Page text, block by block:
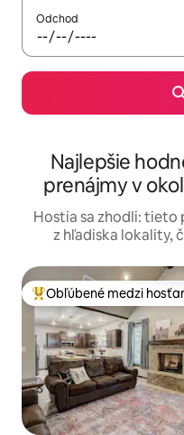
Odchod
Najlepšie
prenájmy v
Hostia sa zhodli: tieto
z hľadiska lokality,
Najobľúbenejšie medzi
Obľúbené medzi